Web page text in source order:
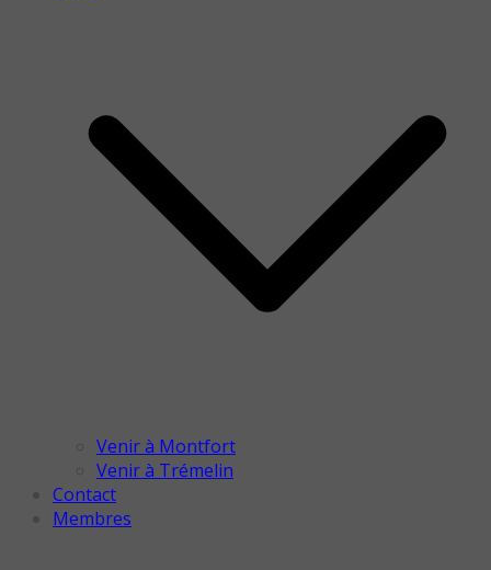
Venir à Montfort
Venir à Trémelin
Contact
Membres